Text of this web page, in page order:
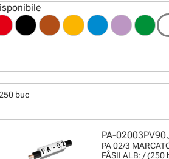
buc
PA-
PA 02/3
FÂŞII ALB: / (250